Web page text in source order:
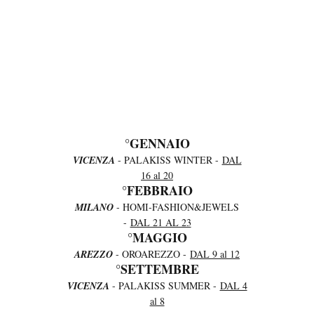
°GENNAIO
VICENZA- PALAKISS WINTER - DAL
16 al 20
°FEBBRAIO
MILANO - HOMI-FASHION&JEWELS
- DAL 21 AL 23
°MAGGIO
AREZZO - OROAREZZO - DAL 9 al 12
°SETTEMBRE
VICENZA- PALAKISS SUMMER - DAL 4
al 8